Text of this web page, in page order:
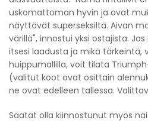
uskomattoman hyvin ja ovat
näyttävät superseksiltä. Aivan
värillä", innostui yksi ostajista.
itsesi laadusta ja mikä tärkeintä,
huippumallilla, voit tilata
(valitut koot ovat osittain
ne ovat edelleen tallessa.
Saatat olla kiinnostunut myös